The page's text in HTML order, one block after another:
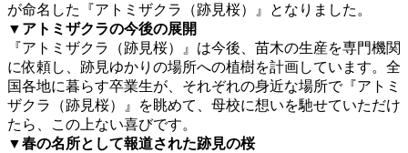
が命名した『アトミザクラ（跡見桜）』となりました。
▼アトミザクラの今後の展開
『アトミザクラ（跡見桜）』は今後、苗木の生産を専門機関
に依頼し、跡見ゆかりの場所への植樹を計画しています。全
国各地に暮らす卒業生が、それぞれの身近な場所で『アトミ
ザクラ（跡見桜）』を眺めて、母校に想いを馳せていただけ
たら、この上ない喜びです。
▼春の名所として報道された跡見の桜